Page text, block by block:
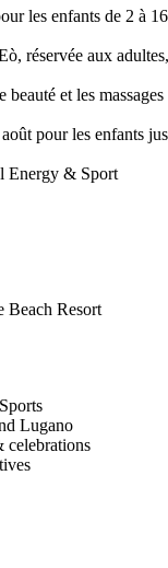
les enfants de 2 à
réservée aux
et les massages
pour les enfants
Energy & Sport
Beach Resort
Lugano
celebrations